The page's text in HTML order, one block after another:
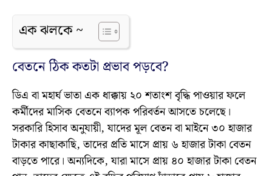
এক ঝলকে ~
বেতনে ঠিক কতটা প্রভাব পড়বে?
ডিএ বা মহার্ঘ ভাতা এক ধাক্কায় ২০ শতাংশ বৃদ্ধি পাওয়ার ফলে
কর্মীদের মাসিক বেতনে ব্যাপক পরিবর্তন আসতে চলেছে।
সরকারি হিসাব অনুযায়ী, যাদের মূল বেতন বা মাইনে ৩০ হাজার
টাকার কাছাকাছি, তাদের প্রতি মাসে প্রায় ৬ হাজার টাকা বেতন
বাড়তে পারে। অন্যদিকে, যারা মাসে প্রায় ৪০ হাজার টাকা বেতন